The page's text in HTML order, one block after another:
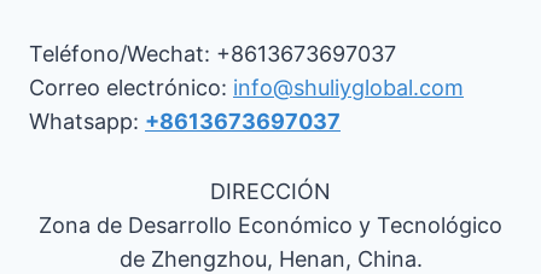
Teléfono/Wechat: +8613673697037
Correo electrónico: info@shuliyglobal.com
Whatsapp: +8613673697037
DIRECCIÓN
Zona de Desarrollo Económico y Tecnológico
de Zhengzhou, Henan, China.